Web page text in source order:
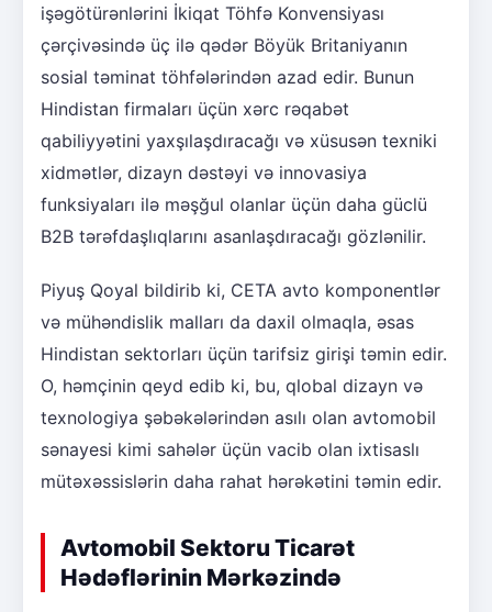
işəgötürənlərini İkiqat Töhfə Konvensiyası
çərçivəsində üç ilə qədər Böyük Britaniyanın
sosial təminat töhfələrindən azad edir. Bunun
Hindistan firmaları üçün xərc rəqabət
qabiliyyətini yaxşılaşdıracağı və xüsusən texniki
xidmətlər, dizayn dəstəyi və innovasiya
funksiyaları ilə məşğul olanlar üçün daha güclü
B2B tərəfdaşlıqlarını asanlaşdıracağı gözlənilir.
Piyuş Qoyal bildirib ki, CETA avto komponentlər
və mühəndislik malları da daxil olmaqla, əsas
Hindistan sektorları üçün tarifsiz girişi təmin edir.
O, həmçinin qeyd edib ki, bu, qlobal dizayn və
texnologiya şəbəkələrindən asılı olan avtomobil
sənayesi kimi sahələr üçün vacib olan ixtisaslı
mütəxəssislərin daha rahat hərəkətini təmin edir.
Avtomobil Sektoru Ticarət
Hədəflərinin Mərkəzində